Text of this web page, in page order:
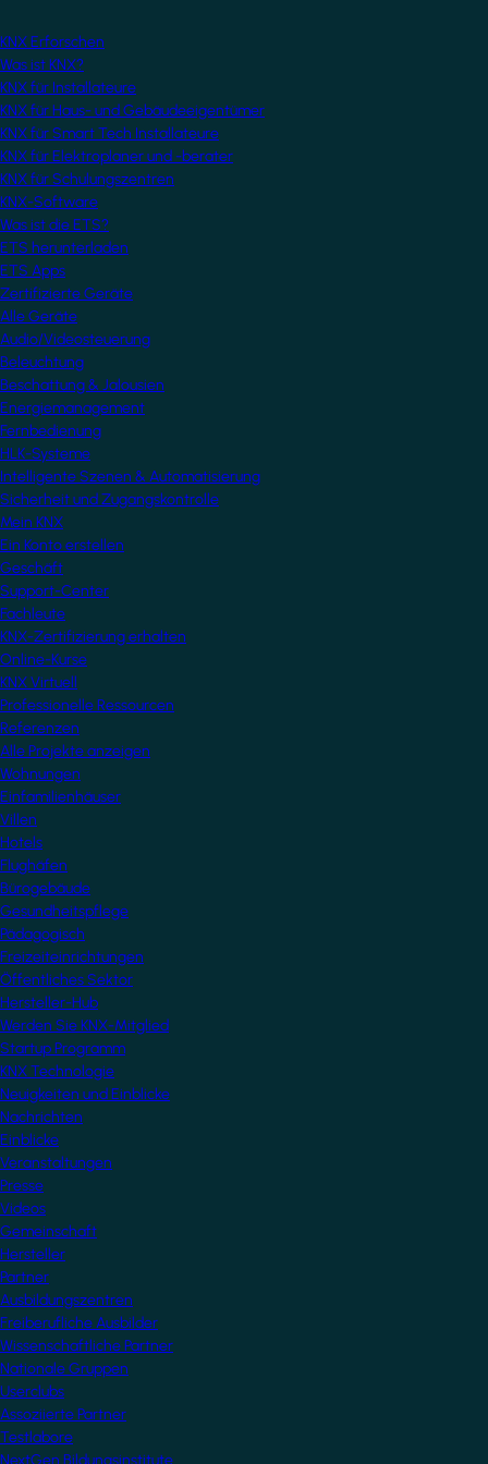
KNX Erforschen
Was ist KNX?
KNX für Installateure
KNX für Haus- und Gebäudeeigentümer
KNX für Smart Tech Installateure
KNX für Elektroplaner und -berater
KNX für Schulungszentren
KNX-Software
Was ist die ETS?
ETS herunterladen
ETS Apps
Zertifizierte Geräte
Alle Geräte
Audio/Videosteuerung
Beleuchtung
Beschattung & Jalousien
Energiemanagement
Fernbedienung
HLK-Systeme
Intelligente Szenen & Automatisierung
Sicherheit und Zugangskontrolle
Mein KNX
Ein Konto erstellen
Geschäft
Support-Center
Fachleute
KNX-Zertifizierung erhalten
Online-Kurse
KNX Virtuell
Professionelle Ressourcen
Referenzen
Alle Projekte anzeigen
Wohnungen
Einfamilienhäuser
Villen
Hotels
Flughäfen
Bürogebäude
Gesundheitspflege
Pädagogisch
Freizeiteinrichtungen
Öffentliches Sektor
Hersteller-Hub
Werden Sie KNX-Mitglied
Startup Programm
KNX Technologie
Neuigkeiten und Einblicke
Nachrichten
Einblicke
Veranstaltungen
Presse
Videos
Gemeinschaft
Hersteller
Partner
Ausbildungszentren
Freiberufliche Ausbilder
Wissenschaftliche Partner
Nationale Gruppen
Userclubs
Assoziierte Partner
Testlabore
NextGen Bildungsinstitute